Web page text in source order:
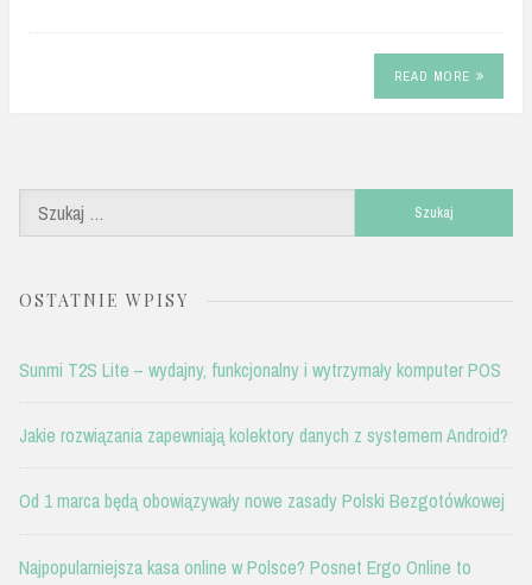
READ MORE
OSTATNIE WPISY
Sunmi T2S Lite – wydajny, funkcjonalny i wytrzymały komputer POS
Jakie rozwiązania zapewniają kolektory danych z systemem Android?
Od 1 marca będą obowiązywały nowe zasady Polski Bezgotówkowej
Najpopularniejsza kasa online w Polsce? Posnet Ergo Online to